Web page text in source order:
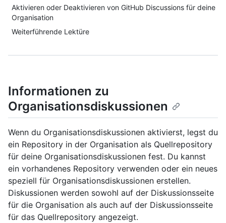
Aktivieren oder Deaktivieren von GitHub Discussions für deine
Organisation
Weiterführende Lektüre
Informationen zu
Organisationsdiskussionen
Wenn du Organisationsdiskussionen aktivierst, legst du
ein Repository in der Organisation als Quellrepository
für deine Organisationsdiskussionen fest. Du kannst
ein vorhandenes Repository verwenden oder ein neues
speziell für Organisationsdiskussionen erstellen.
Diskussionen werden sowohl auf der Diskussionsseite
für die Organisation als auch auf der Diskussionsseite
für das Quellrepository angezeigt.